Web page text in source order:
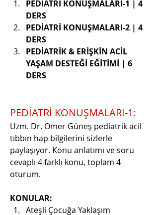
PEDİATRİ KONUŞMALARI-1 | 4
DERS
PEDİATRİ KONUŞMALARI-2 | 4
DERS
PEDİATRİK & ERİŞKİN ACİL
YAŞAM DESTEĞİ EĞİTİMİ | 6
DERS
PEDİATRİ KONUŞMALARI-1:
Uzm. Dr. Ömer Güneş pediatrik acil
tıbbın hap bilgilerini sizlerle
paylaşıyor. Konu anlatımı ve soru
cevaplı 4 farklı konu, toplam 4
oturum.
KONULAR:
Ateşli Çocuğa Yaklaşım